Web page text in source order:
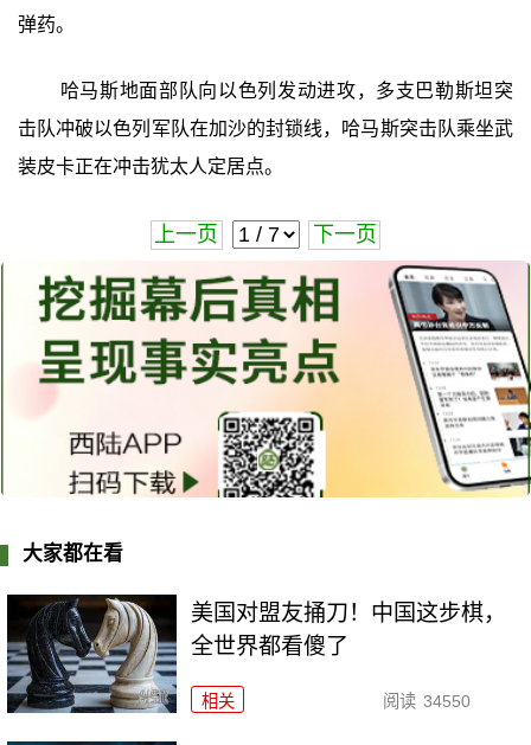
弹药。
哈马斯地面部队向以色列发动进攻，多支巴勒斯坦突
击队冲破以色列军队在加沙的封锁线，哈马斯突击队乘坐武
装皮卡正在冲击犹太人定居点。
上一页 下一页
大家都在看
美国对盟友捅刀！中国这步棋，
全世界都看傻了
相关 阅读 34550